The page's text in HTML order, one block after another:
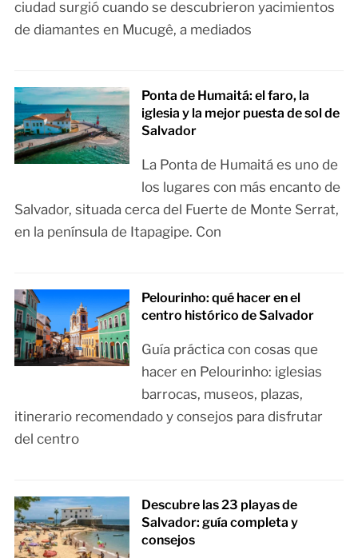
ciudad surgió cuando se descubrieron yacimientos
de diamantes en Mucugê, a mediados
Ponta de Humaitá: el faro, la
iglesia y la mejor puesta de sol de
Salvador
La Ponta de Humaitá es uno de
los lugares con más encanto de
Salvador, situada cerca del Fuerte de Monte Serrat,
en la península de Itapagipe. Con
Pelourinho: qué hacer en el
centro histórico de Salvador
Guía práctica con cosas que
hacer en Pelourinho: iglesias
barrocas, museos, plazas,
itinerario recomendado y consejos para disfrutar
del centro
Descubre las 23 playas de
Salvador: guía completa y
consejos